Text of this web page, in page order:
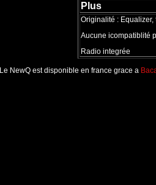
Plus
Originalité : Equalizer,
Aucune icompatiblité
Radio integrée
Le NewQ est disponible en france grace a